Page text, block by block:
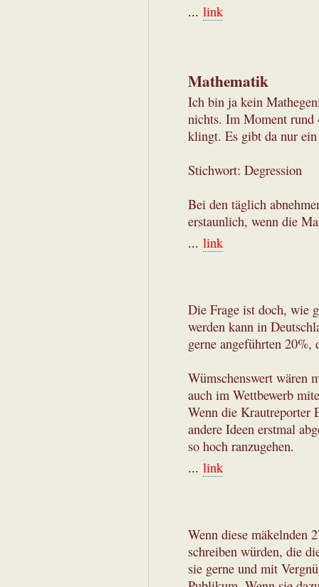
... link
Mathematik
Ich bin ja kein
nichts. Im Moment rund
klingt. Es gibt da nur
Stichwort: Degression
Bei den täglich
erstaunlich, wenn die
... link
Die Frage ist doch, wie
werden kann in
gerne angeführten
Wümschenswert wären
auch im Wettbewerb
Wenn die Krautreporter
andere Ideen erstmal
so hoch ranzugehen.
... link
Wenn diese mäkelnden
schreiben würden, die
sie gerne und mit